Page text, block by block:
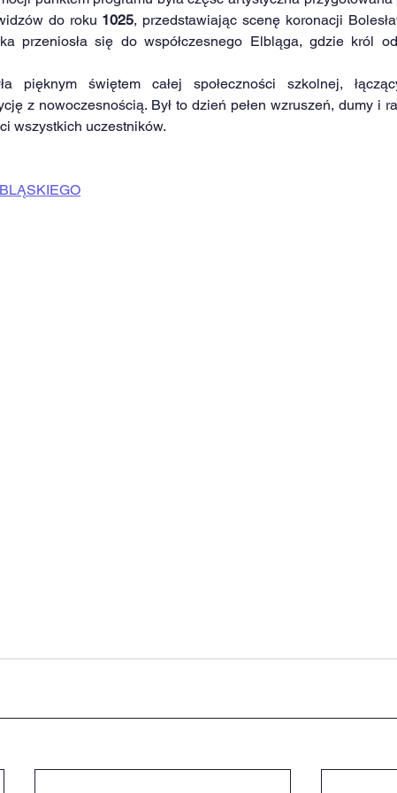
do roku 1025, przedstawiając scenę koronacji
przeniosła się do współczesnego Elbląga, gdzie król
pięknym świętem całej społeczności szkolnej,
z nowoczesnością. Był to dzień pełen wzruszeń, dumy i
wszystkich uczestników.